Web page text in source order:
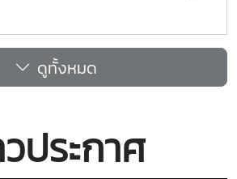
ที่ 50) ตามรายละเอียดดังนี้ ประกาศ
รับสมัครผู้ยื่นข้อเสนอการใช้พื้นที่บริการ
ชทานปริญญาบัตร และการถ่ายภาพหมู่
า 2567-2568 (ครั้งที่ 48) ประจำปีการ
ครคัดเลือก , แบบรายการหลักฐานที่ใช้ใน
ดูทั้งหมด
ประกาศ